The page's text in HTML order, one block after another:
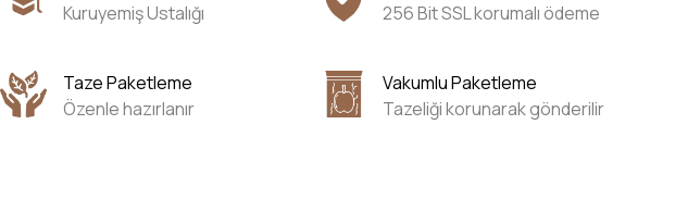
Kuruyemiş Ustalığı
256 Bit SSL korumalı ödeme
Taze Paketleme
Özenle hazırlanır
Vakumlu Paketleme
Tazeliği korunarak gönderilir